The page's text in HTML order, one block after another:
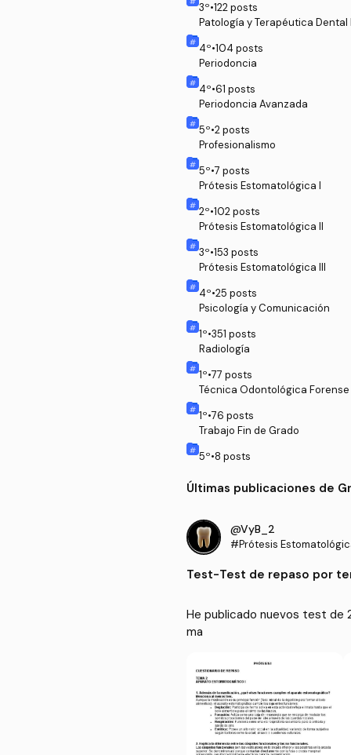
3º•122posts
Patología y Terapéutica Dental
4º•104 posts
Periodoncia
4º•61 posts
Periodoncia Avanzada
5º•2posts
Profesionalismo
5º•7 posts
Prótesis Estomatológica I
2º•102posts
Prótesis Estomatológica II
3º•153 posts
Prótesis Estomatológica III
4º•25 posts
Psicología y Comunicación
1º•351 posts
Radiología
1º•77 posts
Técnica Odontológica Forense
1º•76 posts
Trabajo Fin de Grado
5º•8 posts
Últimas publicaciones de
@VyB_2
#Prótesis
Test-Test de repaso por
He publicado nuevos test de
ma